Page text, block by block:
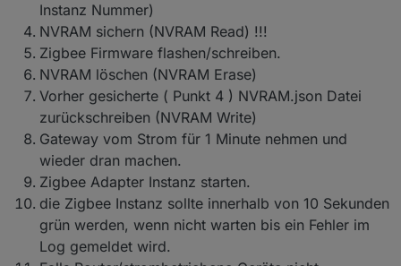
Instanz Nummer)
NVRAM sichern (NVRAM Read) !!!
Zigbee Firmware flashen/schreiben.
NVRAM löschen (NVRAM Erase)
Vorher gesicherte ( Punkt 4 ) NVRAM.json Datei
zurückschreiben (NVRAM Write)
Gateway vom Strom für 1 Minute nehmen und
wieder dran machen.
Zigbee Adapter Instanz starten.
die Zigbee Instanz sollte innerhalb von 10 Sekunden
grün werden, wenn nicht warten bis ein Fehler im
Log gemeldet wird.